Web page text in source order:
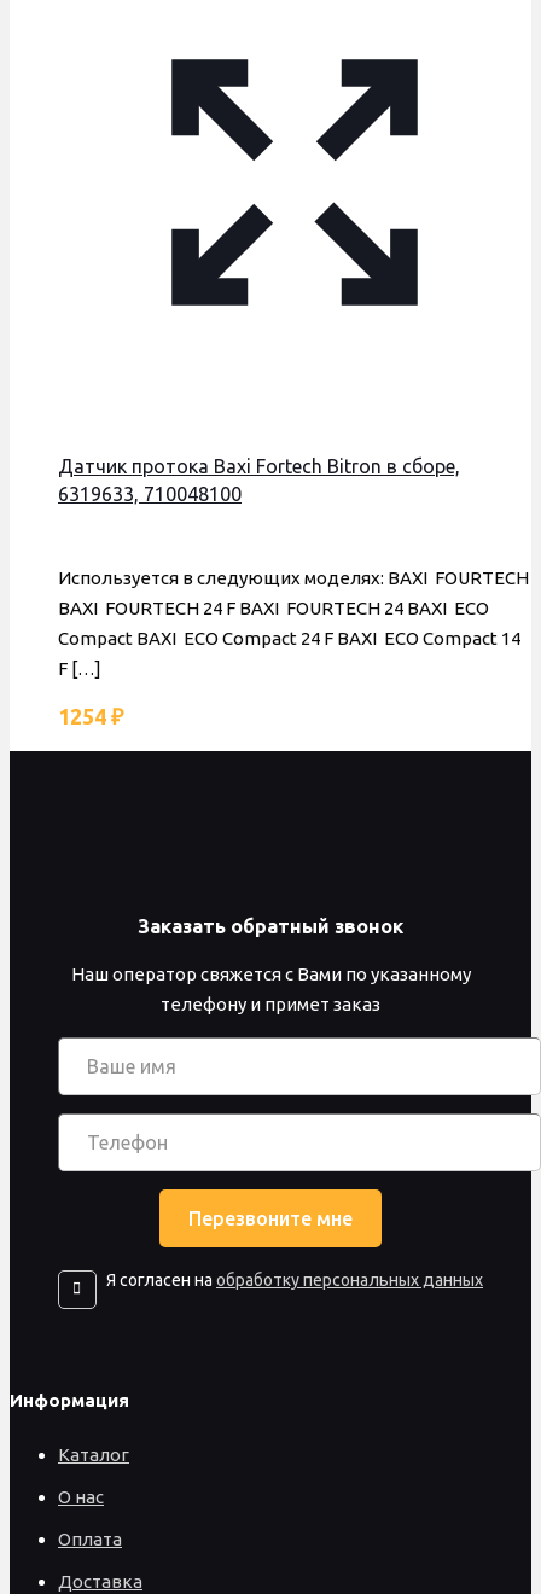
Датчик протока Baxi Fortech Bitron в сборе,
6319633, 710048100
Используется в следующих моделях: BAXI FOURTECH
BAXI FOURTECH 24 F BAXI FOURTECH 24 BAXI ECO
Compact BAXI ECO Compact 24 F BAXI ECO Compact 14
F […]
1254 ₽
Заказать обратный звонок
Наш оператор свяжется с Вами по указанному
телефону и примет заказ
Я согласен на обработку персональных данных
Информация
Каталог
О нас
Оплата
Доставка